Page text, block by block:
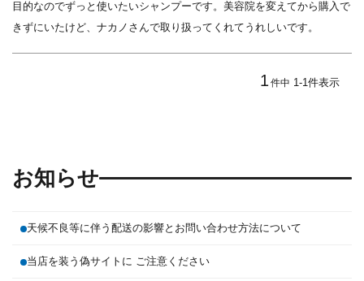
目的なのでずっと使いたいシャンプーです。美容院を変えてから購入で
きずにいたけど、ナカノさんで取り扱ってくれてうれしいです。
1 件中 1-1件表示
お知らせ
天候不良等に伴う配送の影響とお問い合わせ方法について
当店を装う偽サイトに ご注意ください